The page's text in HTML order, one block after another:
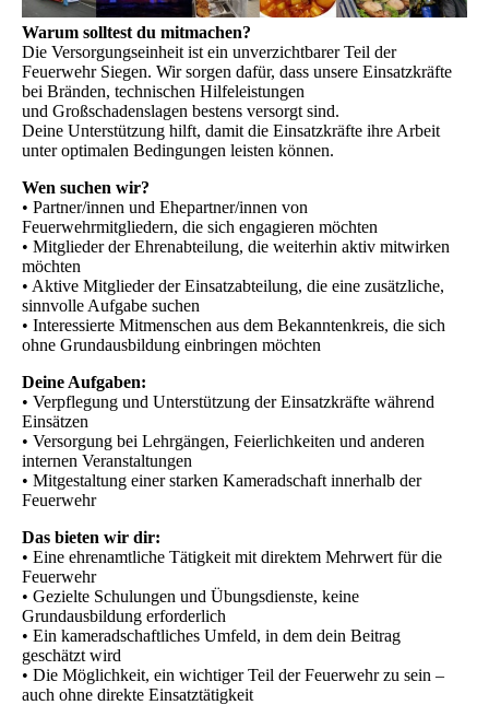
Warum solltest du mitmachen?
Die Versorgungseinheit ist ein unverzichtbarer Teil der
Feuerwehr Siegen. Wir sorgen dafür, dass unsere Einsatzkräfte
bei Bränden, technischen Hilfeleistungen
und Großschadenslagen bestens versorgt sind.
Deine Unterstützung hilft, damit die Einsatzkräfte ihre Arbeit
unter optimalen Bedingungen leisten können.
Wen suchen wir?
• Partner/innen und Ehepartner/innen von
Feuerwehrmitgliedern, die sich engagieren möchten
• Mitglieder der Ehrenabteilung, die weiterhin aktiv mitwirken
möchten
• Aktive Mitglieder der Einsatzabteilung, die eine zusätzliche,
sinnvolle Aufgabe suchen
• Interessierte Mitmenschen aus dem Bekanntenkreis, die sich
ohne Grundausbildung einbringen möchten
Deine Aufgaben:
• Verpflegung und Unterstützung der Einsatzkräfte während
Einsätzen
• Versorgung bei Lehrgängen, Feierlichkeiten und anderen
internen Veranstaltungen
• Mitgestaltung einer starken Kameradschaft innerhalb der
Feuerwehr
Das bieten wir dir:
• Eine ehrenamtliche Tätigkeit mit direktem Mehrwert für die
Feuerwehr
• Gezielte Schulungen und Übungsdienste, keine
Grundausbildung erforderlich
• Ein kameradschaftliches Umfeld, in dem dein Beitrag
geschätzt wird
• Die Möglichkeit, ein wichtiger Teil der Feuerwehr zu sein –
auch ohne direkte Einsatztätigkeit